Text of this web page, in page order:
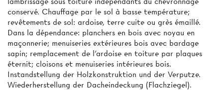
conservé. Chauffage par le sol à basse température;
revêtements de sol: ardoise, terre cuite ou grès émaillé.
Dans la dépendance: planchers en bois avec noyau en
maçonnerie; menuiseries extérieures bois avec bardage
sapin; remplacement de l'ardoise en toiture par plaques
éternit; cloisons et menuiseries intérieures bois.
Instandstellung der Holzkonstruktion und der Verputze.
Wiederherstellung der Dacheindeckung (Flachziegel).